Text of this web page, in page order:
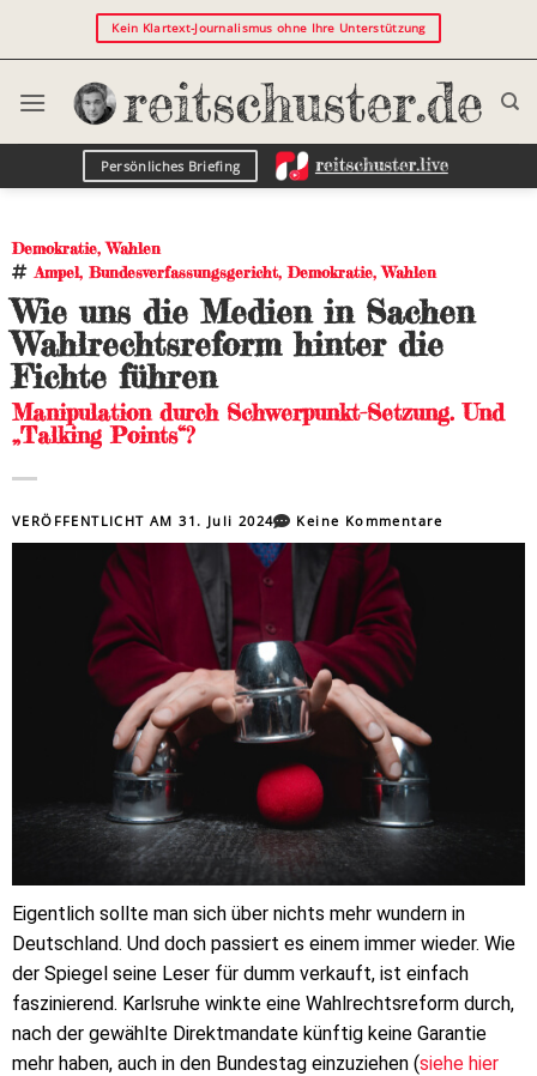
Kein Klartext-Journalismus ohne Ihre Unterstützung
Persönliches Briefing
Demokratie,Wahlen
Ampel, Bundesverfassungsgericht,Demokratie,Wahlen
Wie uns die Medien in Sachen
Wahlrechtsreform hinter die
Fichte führen
Manipulation durch Schwerpunkt-Setzung. Und
„Talking Points“?
VERÖFFENTLICHT AM31. Juli 2024 Keine Kommentare
Eigentlich sollte man sich über nichts mehr wundern in
Deutschland. Und doch passiert es einem immer wieder. Wie
der Spiegel seine Leser für dumm verkauft, ist einfach
faszinierend. Karlsruhe winkte eine Wahlrechtsreform durch,
nach der gewählte Direktmandate künftig keine Garantie
mehr haben, auch in den Bundestag einzuziehen (siehe hier